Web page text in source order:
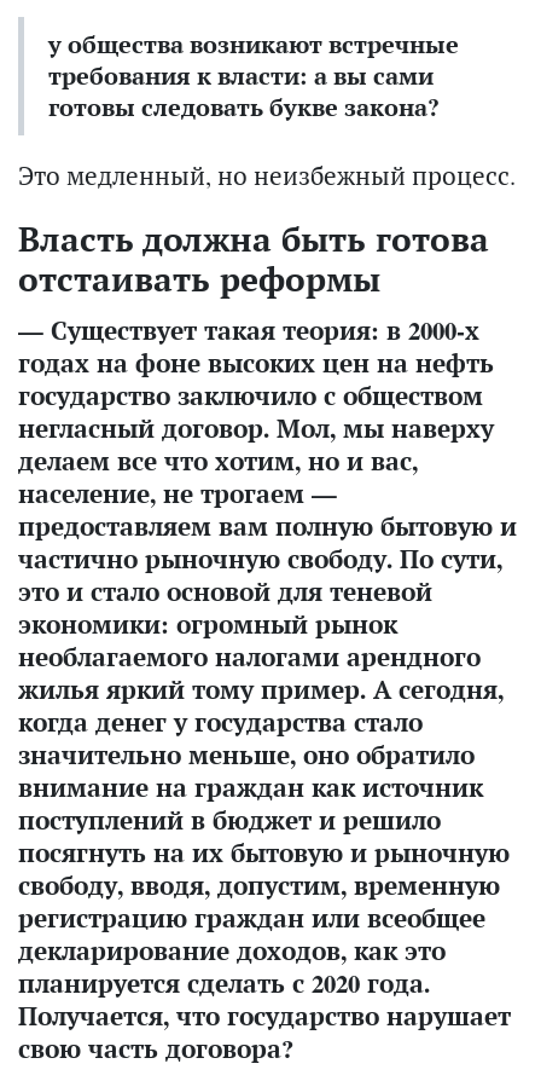
у общества возникают встречные
требования к власти: а вы сами
готовы следовать букве закона?
Это медленный, но неизбежный процесс.
Власть должна быть готова
отстаивать реформы
— Существует такая теория: в 2000-х
годах на фоне высоких цен на нефть
государство заключило с обществом
негласный договор. Мол, мы наверху
делаем все что хотим, но и вас,
население, не трогаем —
предоставляем вам полную бытовую и
частично рыночную свободу. По сути,
это и стало основой для теневой
экономики: огромный рынок
необлагаемого налогами арендного
жилья яркий тому пример. А сегодня,
когда денег у государства стало
значительно меньше, оно обратило
внимание на граждан как источник
поступлений в бюджет и решило
посягнуть на их бытовую и рыночную
свободу, вводя, допустим, временную
регистрацию граждан или всеобщее
декларирование доходов, как это
планируется сделать с 2020 года.
Получается, что государство нарушает
свою часть договора?